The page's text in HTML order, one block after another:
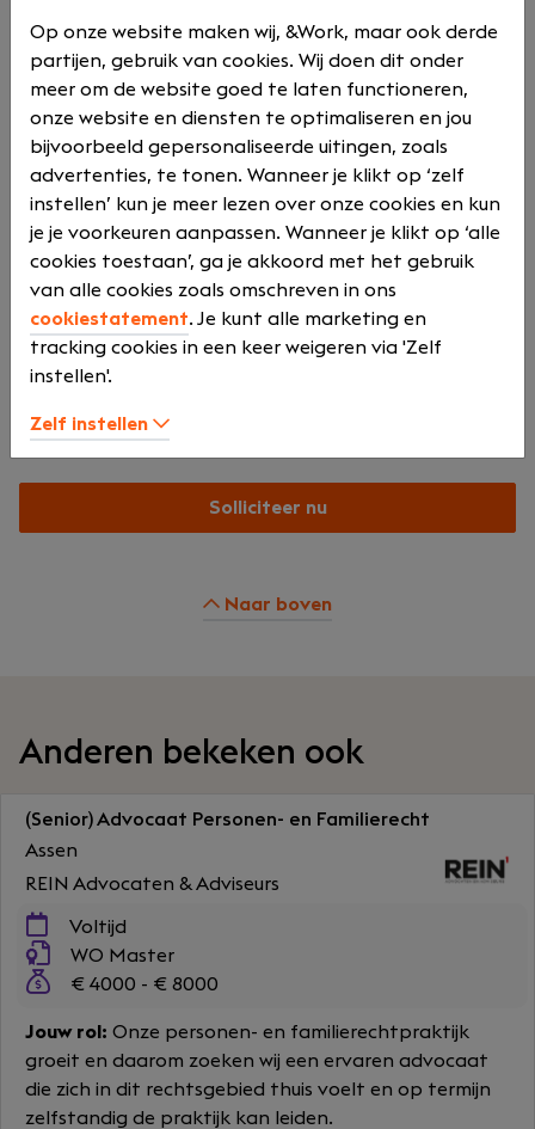
kantoren in Assen, Emmen en Groningen. Ons team
bestaat uit advocaten, fiscalisten, financieel adviseurs
en juristen die samen een complete dienstverlening
bieden. Wij onderscheiden ons door onze
laagdrempeligheid, openheid en informele cultuur,
waarbij professionals zichzelf kunnen zijn en samen
ondernemers, overheden en particulieren verder
helpen.
Onze locatie
Zwedenlaan 20Assen
Solliciteer nu
Naar boven
Anderen bekeken ook
(Senior) Advocaat Personen- en Familierecht
Assen
REIN Advocaten & Adviseurs
Voltijd
WO Master
€ 4000 - € 8000
Jouw rol: Onze personen- en familierechtpraktijk
groeit en daarom zoeken wij een ervaren advocaat
die zich in dit rechtsgebied thuis voelt en op termijn
zelfstandig de praktijk kan leiden.
Op onze website maken wij, &Work, maar ook derde
partijen, gebruik van cookies. Wij doen dit onder
meer om de website goed te laten functioneren,
onze website en diensten te optimaliseren en jou
bijvoorbeeld gepersonaliseerde uitingen, zoals
advertenties, te tonen. Wanneer je klikt op ‘zelf
instellen’ kun je meer lezen over onze cookies en kun
je je voorkeuren aanpassen. Wanneer je klikt op ‘alle
cookies toestaan’, ga je akkoord met het gebruik
van alle cookies zoals omschreven in ons
cookiestatement. Je kunt alle marketing en
tracking cookies in een keer weigeren via 'Zelf
instellen'.
Zelf instellen